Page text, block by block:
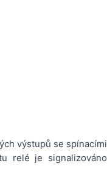
výstupů se spínacími
relé je signalizováno